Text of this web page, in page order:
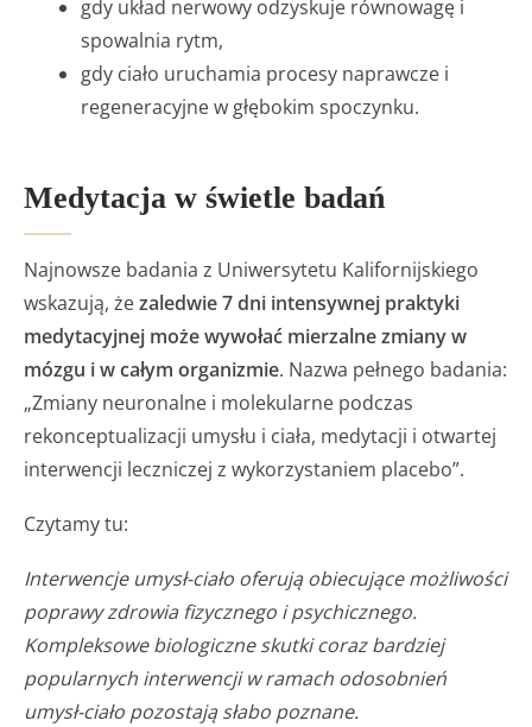
gdy układ nerwowy odzyskuje równowagę i
spowalnia rytm,
gdy ciało uruchamia procesy naprawcze i
regeneracyjne w głębokim spoczynku.
Medytacja w świetle badań
Najnowsze badania z Uniwersytetu Kalifornijskiego
wskazują, żezaledwie 7 dni intensywnej praktyki
medytacyjnej może wywołać mierzalne zmiany w
mózgu i w całym organizmie. Nazwa pełnego badania:
„Zmiany neuronalne i molekularne podczas
rekonceptualizacji umysłu i ciała, medytacji i otwartej
interwencji leczniczej z wykorzystaniem placebo”.
Czytamy tu:
Interwencje umysł-ciało oferują obiecujące możliwości
poprawy zdrowia fizycznego i psychicznego.
Kompleksowe biologiczne skutki coraz bardziej
popularnych interwencji w ramach odosobnień
umysł-ciało pozostają słabo poznane.